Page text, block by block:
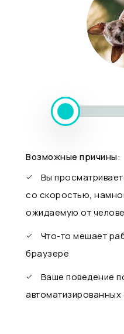
Возможные причины:
Вы
со скоростью,
ожидаемую от
Что-то мешает
браузере
Ваше поведение
автоматизированных